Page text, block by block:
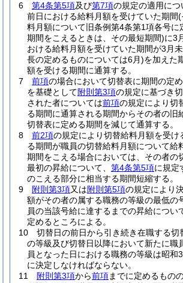
6
第4条第5項及び第7項の規定の適用に
前日における給料月額を受けていた期間(
料月額について旧条例第4条第1項各号に
期間をこえるときは、その最短期間)に3
おける給料月額を受けていた期間が3月
長の定めるものについては6月)を加えた
額を受ける期間に通算する。
7
前項の場合において切替表に期間の定
を基礎として附則第3項の規定に基づき
された者については前項の規定により切
る期間に通算される期間からその者の旧
切替表に定める期間を減じて通算する。
8
前2項の規定により切替給料月額を受け
る期間が職員の切替給料月額について給
期間をこえる場合においては、その者の
最初の昇給について、 第4条第5項に規定
のこえる部分に相当する期間短縮する。
9
附則第3項又は附則第5項の規定により
額がその者の属する職務の等級の最低の
員の当該号給に達するまでの昇給につい
定めるところによる。
10
切替日の前日から引き続き在職する切
の等級及び切替日以降において新たに職
員となった日における職務の等級は昭
に決定しなければならない。
11
附則第3項から前項までに定めるもの